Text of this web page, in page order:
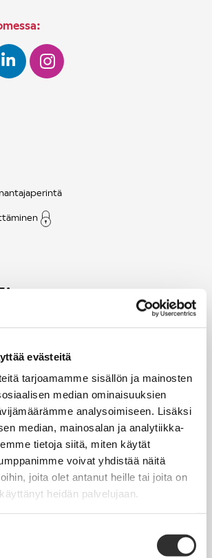
evästeitä
tarjoamamme sisällön ja mainosten
median ominaisuuksien
analysoimiseen. Lisäksi
median, mainosalan ja analytiikka-
tietoja siitä, miten käytät
voivat yhdistää näitä
joita olet antanut heille tai joita on
heidän palvelujaan.
KJTES sekä muut työ- ja